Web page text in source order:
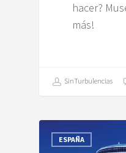
hacer?
más!
SinTurbulencias
ESPAÑA